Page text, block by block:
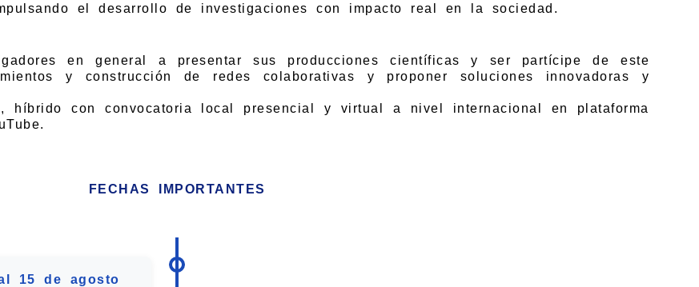
el desarrollo de investigaciones con impacto real en la sociedad.
en general a presentar sus producciones científicas y ser partícipe de este
y construcción de redes colaborativas y proponer soluciones innovadoras y
híbrido con convocatoria local presencial y virtual a nivel internacional en plataforma
FECHAS IMPORTANTES
15 de agosto